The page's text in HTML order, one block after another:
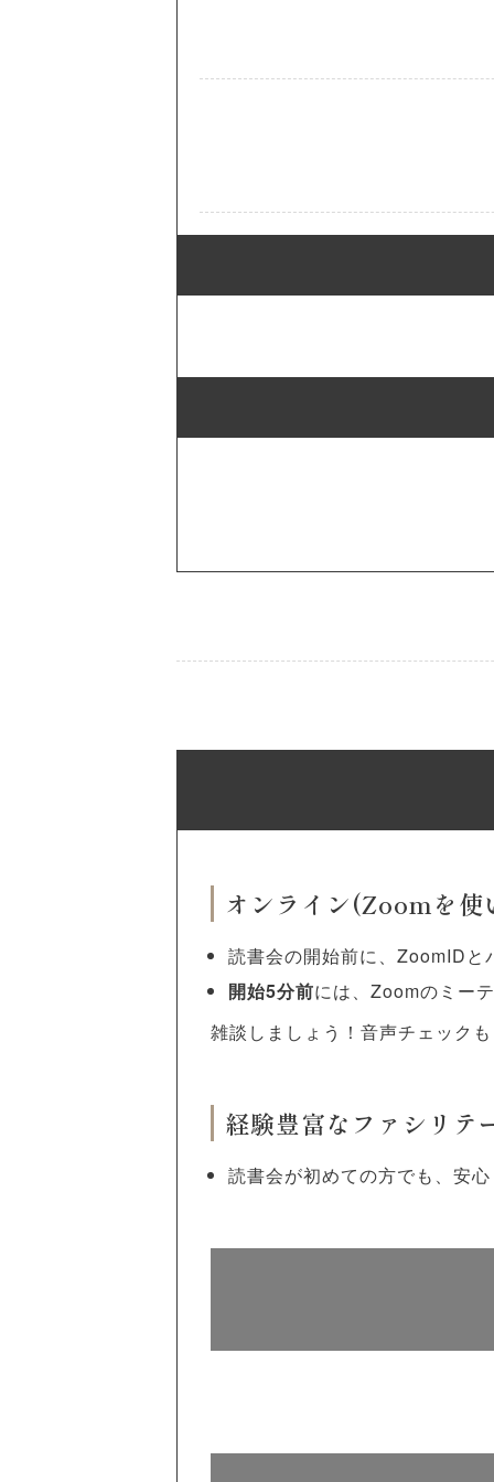
オンライン(Zoomを使
読書会の開始前に、ZoomID
開始5分前には、Zoomのミー
雑談しましょう！音声チェック
経験豊富なファシリテ
読書会が初めての方でも、安